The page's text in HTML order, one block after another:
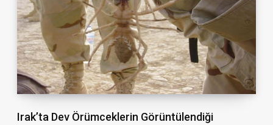
Irak’ta Dev Örümceklerin Görüntülendiği